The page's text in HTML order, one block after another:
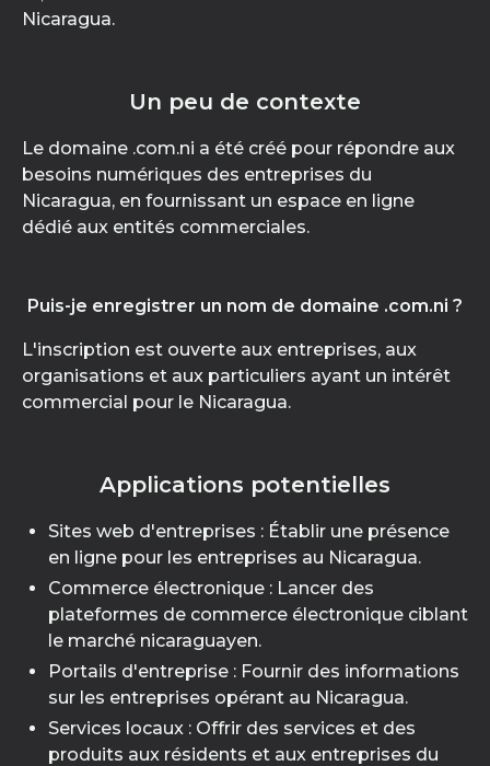
Nicaragua.
Un peu de contexte
Le domaine .com.ni a été créé pour répondre aux
besoins numériques des entreprises du
Nicaragua, en fournissant un espace en ligne
dédié aux entités commerciales.
Puis-je enregistrer un nom de domaine .com.ni ?
L'inscription est ouverte aux entreprises, aux
organisations et aux particuliers ayant un intérêt
commercial pour le Nicaragua.
Applications potentielles
Sites web d'entreprises : Établir une présence
en ligne pour les entreprises au Nicaragua.
Commerce électronique : Lancer des
plateformes de commerce électronique ciblant
le marché nicaraguayen.
Portails d'entreprise : Fournir des informations
sur les entreprises opérant au Nicaragua.
Services locaux : Offrir des services et des
produits aux résidents et aux entreprises du